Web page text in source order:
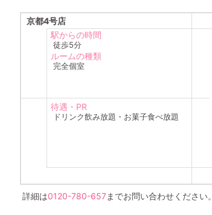
京都4号店
駅からの時間
徒歩5分
ルームの種類
完全個室
待遇・PR
ドリンク飲み放題・お菓子食べ放題
詳細は0120-780-657までお問い合わせください。